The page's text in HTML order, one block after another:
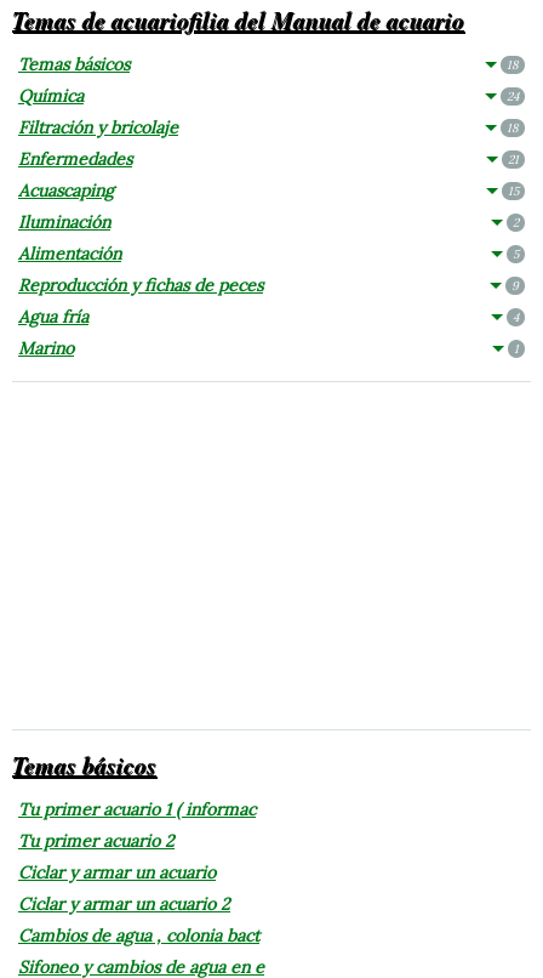
Temas de acuariofilia del Manual de acuario
Temas básicos 18
Química 24
Filtración y bricolaje 18
Enfermedades 21
Acuascaping 15
Iluminación 2
Alimentación 5
Reproducción y fichas de peces 9
Agua fría 4
Marino 1
Temas básicos
Tu primer acuario 1 ( informac
Tu primer acuario 2
Ciclar y armar un acuario
Ciclar y armar un acuario 2
Cambios de agua , colonia bact
Sifoneo y cambios de agua en e